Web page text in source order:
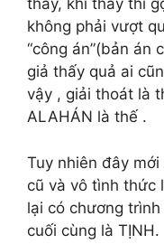
thấy, khi thấy thì
không phải vượt
“công án”(bản án
giả thấy quả ai
vậy , giải thoát là
ALAHÁN là thế .
Tuy nhiên đây
cũ và vô tình thức
lại có chương
cuối cùng là TỊNH.